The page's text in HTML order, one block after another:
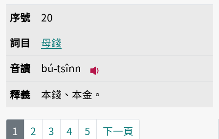
序號20母錢
序號
20
詞目
母錢
音讀
bú-tsînn
釋義 本錢、本金。
第
1 2 3 4 5 下一頁